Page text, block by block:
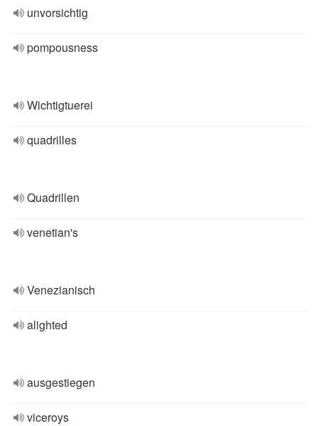
unvorsichtig
pompousness
Wichtigtuerei
quadrilles
Quadrillen
venetian's
Venezianisch
alighted
ausgestiegen
viceroys